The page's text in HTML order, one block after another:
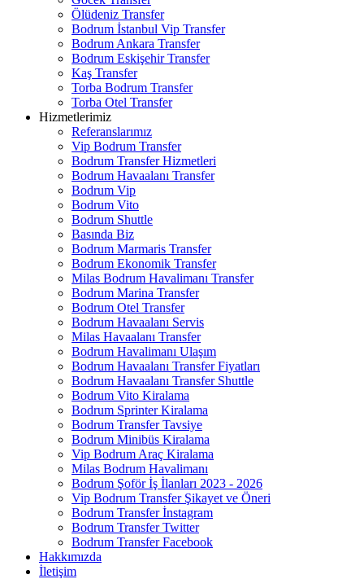
Ölüdeniz Transfer
Bodrum İstanbul Vip Transfer
Bodrum Ankara Transfer
Bodrum Eskişehir Transfer
Kaş Transfer
Torba Bodrum Transfer
Torba Otel Transfer
Hizmetlerimiz
Referanslarımız
Vip Bodrum Transfer
Bodrum Transfer Hizmetleri
Bodrum Havaalanı Transfer
Bodrum Vip
Bodrum Vito
Bodrum Shuttle
Basında Biz
Bodrum Marmaris Transfer
Bodrum Ekonomik Transfer
Milas Bodrum Havalimanı Transfer
Bodrum Marina Transfer
Bodrum Otel Transfer
Bodrum Havaalanı Servis
Milas Havaalanı Transfer
Bodrum Havalimanı Ulaşım
Bodrum Havaalanı Transfer Fiyatları
Bodrum Havaalanı Transfer Shuttle
Bodrum Vito Kiralama
Bodrum Sprinter Kiralama
Bodrum Transfer Tavsiye
Bodrum Minibüs Kiralama
Vip Bodrum Araç Kiralama
Milas Bodrum Havalimanı
Bodrum Şoför İş İlanları 2023 - 2026
Vip Bodrum Transfer Şikayet ve Öneri
Bodrum Transfer İnstagram
Bodrum Transfer Twitter
Bodrum Transfer Facebook
Hakkımızda
İletişim